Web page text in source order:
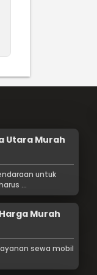
Utara Murah
untuk
...
Murah
sewa mobil